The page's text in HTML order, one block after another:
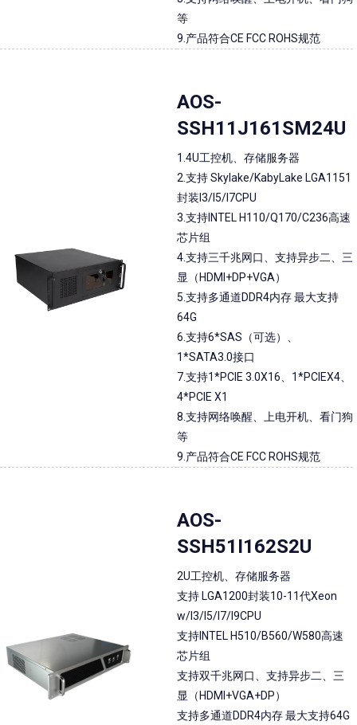
等
9.产品符合CE FCC ROHS规范
AOS-
SSH11J161SM24U
1.4U工控机、存储服务器
2.支持 Skylake/KabyLake LGA1151
封装I3/I5/I7CPU
3.支持INTEL H110/Q170/C236高速
芯片组
4.支持三千兆网口、支持异步二、三
显（HDMI+DP+VGA）
5.支持多通道DDR4内存 最大支持
64G
6.支持6*SAS（可选）、
1*SATA3.0接口
7.支持1*PCIE 3.0X16、1*PCIEX4、
4*PCIE X1
8.支持网络唤醒、上电开机、看门狗
等
9.产品符合CE FCC ROHS规范
AOS-
SSH51I162S2U
2U工控机、存储服务器
支持 LGA1200封装10-11代Xeon
w/I3/I5/I7/I9CPU
支持INTEL H510/B560/W580高速
芯片组
支持双千兆网口、支持异步二、三
显（HDMI+VGA+DP）
支持多通道DDR4内存 最大支持64G